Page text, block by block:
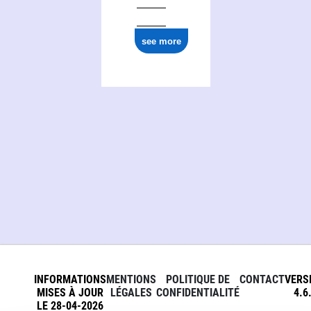
see more
INFORMATIONS
MISES À JOUR
LE 28-04-2026
MENTIONS
LÉGALES
POLITIQUE DE
CONFIDENTIALITÉ
CONTACT